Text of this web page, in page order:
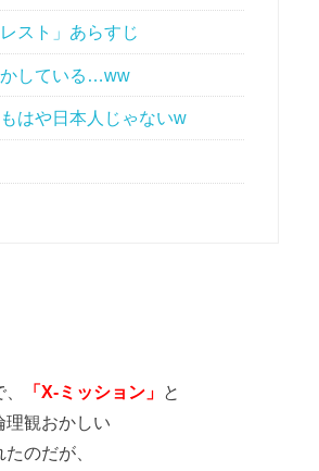
スト」あらすじ
かしている…ww
はや日本人じゃないw
「X-ミッション」
と
理観おかしい
のだが、